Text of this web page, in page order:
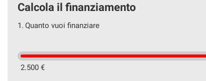
Calcola il finanziamento
1. Quanto vuoi finanziare
2.500 €